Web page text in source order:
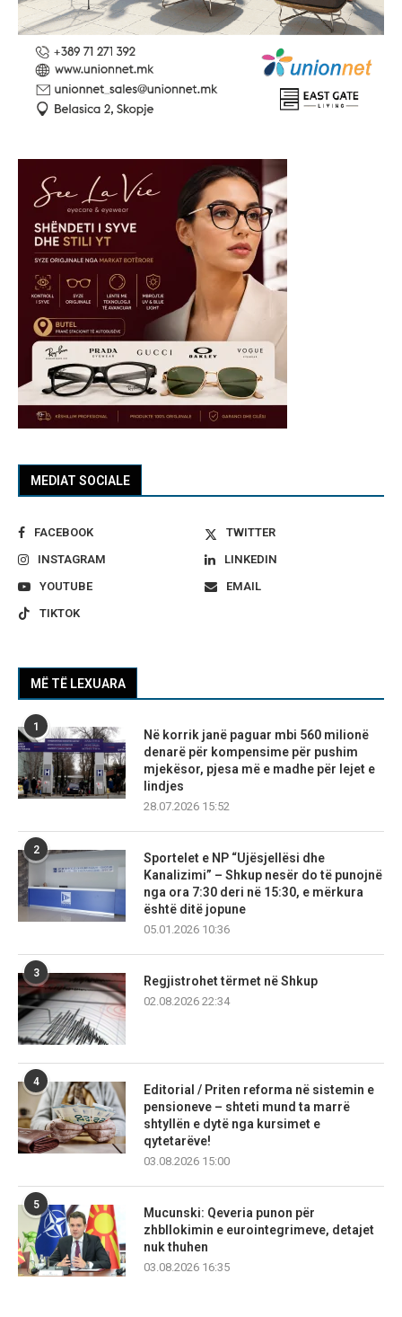
MEDIAT SOCIALE
FACEBOOK
TWITTER
INSTAGRAM
LINKEDIN
YOUTUBE
EMAIL
TIKTOK
MË TË LEXUARA
1
Në korrik janë paguar mbi 560 milionë
denarë për kompensime për pushim
mjekësor, pjesa më e madhe për lejet e
lindjes
28.07.2026 15:52
2
Sportelet e NP “Ujësjellësi dhe
Kanalizimi” – Shkup nesër do të punojnë
nga ora 7:30 deri në 15:30, e mërkura
është ditë jopune
05.01.2026 10:36
3
Regjistrohet tërmet në Shkup
02.08.2026 22:34
4
Editorial / Priten reforma në sistemin e
pensioneve – shteti mund ta marrë
shtyllën e dytë nga kursimet e
qytetarëve!
03.08.2026 15:00
5
Mucunski: Qeveria punon për
zhbllokimin e eurointegrimeve, detajet
nuk thuhen
03.08.2026 16:35